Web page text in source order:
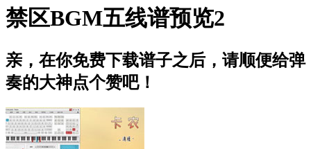
禁区BGM五线谱预览2
亲，在你免费下载谱子之后，请顺便给弹
奏的大神点个赞吧！